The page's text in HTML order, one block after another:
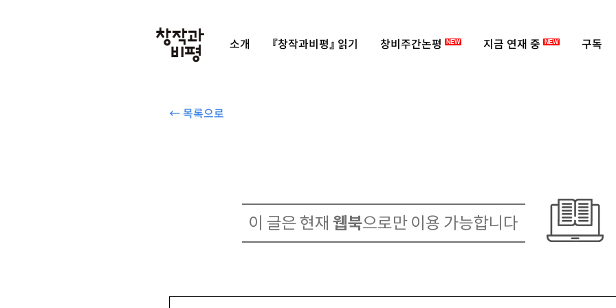
소개 『창작과비평』 읽기 창비주간논평 NEW 지금 연재 중 NEW 구독
← 목록으로